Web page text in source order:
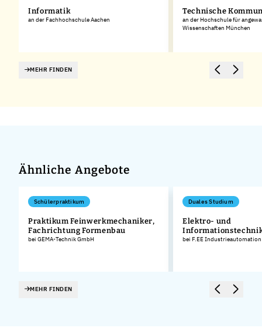
Informatik
an der Fachhochschule Aachen
Technische
an der Hochschule für
Wissenschaften München
MEHR FINDEN
Ähnliche Angebote
Schülerpraktikum
Praktikum Feinwerkmechaniker,
Fachrichtung Formenbau
bei GEMA-Technik GmbH
Duales Studium
Elektro- und
bei F.EE Industrieautomation
MEHR FINDEN